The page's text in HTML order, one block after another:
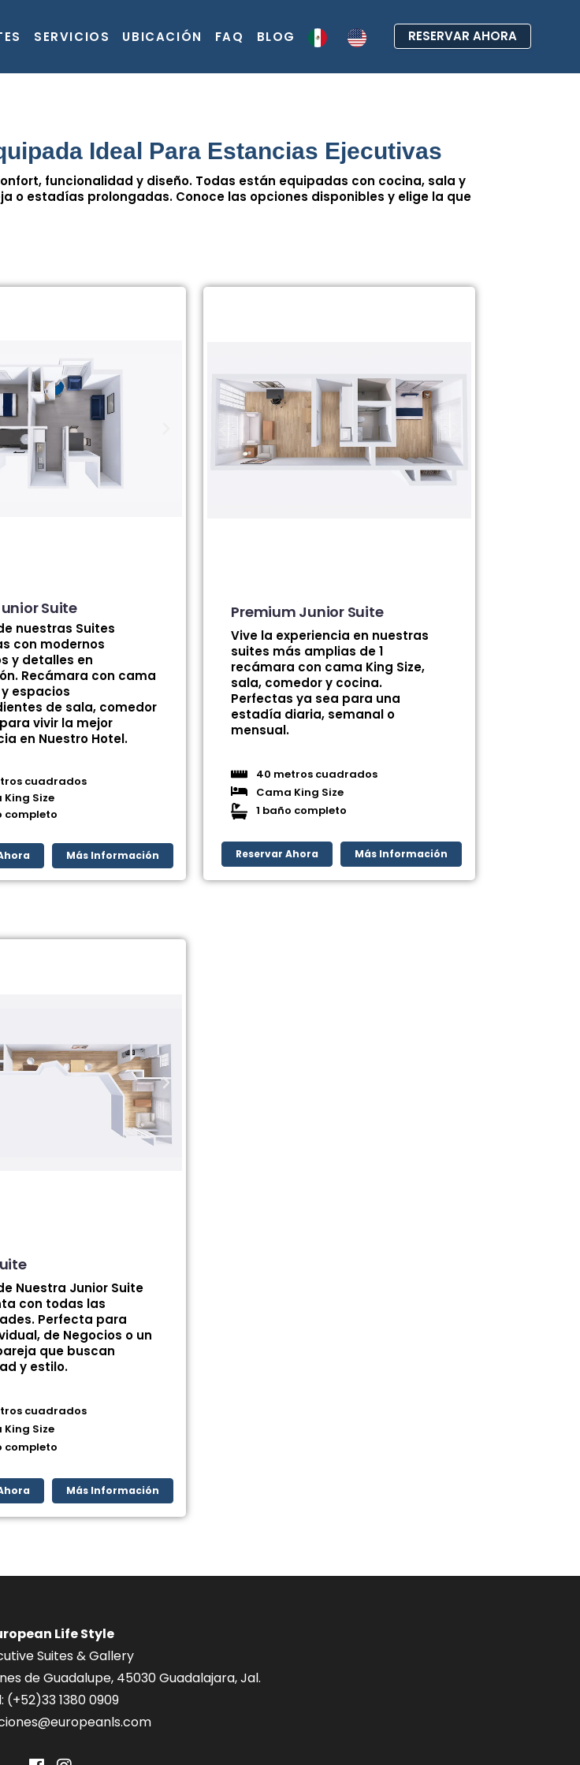
RESERVAR AHORA
SERVICIOS UBICACIÓN FAQ BLOG
Ideal Para Estancias Ejecutivas
funcionalidad y diseño. Todas están equipadas con cocina, sala y
o estadías prolongadas. Conoce las opciones disponibles y elige la que
Suite
nuestras Suites
con modernos
y detalles en
Recámara con cama
y espacios
de sala, comedor
vivir la mejor
en Nuestro Hotel.
cuadrados
King Size
completo
Más Información
Premium Junior Suite
Vive la experiencia en nuestras
suites más amplias de 1
recámara con cama King Size,
sala, comedor y cocina.
Perfectas ya sea para una
estadía diaria, semanal o
mensual.
40 metros cuadrados
Cama King Size
1 baño completo
Reservar Ahora Más Información
Nuestra Junior Suite
con todas las
Perfecta para
de Negocios o un
que buscan
y estilo.
cuadrados
King Size
completo
Más Información
Life Style
Suites & Gallery
de Guadalupe, 45030 Guadalajara, Jal.
(+52)33 1380 0909